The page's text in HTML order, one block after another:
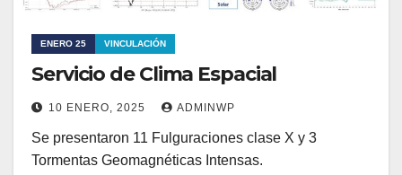
ENERO 25 VINCULACIÓN
Servicio de Clima Espacial
10 ENERO, 2025 ADMINWP
Se presentaron 11 Fulguraciones clase X y 3
Tormentas Geomagnéticas Intensas.